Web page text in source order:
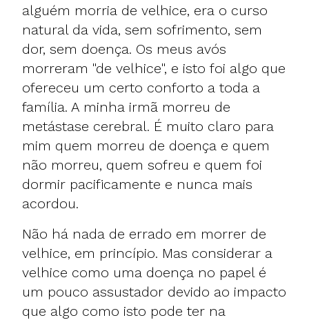
alguém morria de velhice, era o curso
natural da vida, sem sofrimento, sem
dor, sem doença. Os meus avós
morreram "de velhice", e isto foi algo que
ofereceu um certo conforto a toda a
família. A minha irmã morreu de
metástase cerebral. É muito claro para
mim quem morreu de doença e quem
não morreu, quem sofreu e quem foi
dormir pacificamente e nunca mais
acordou.
Não há nada de errado em morrer de
velhice, em princípio. Mas considerar a
velhice como uma doença no papel é
um pouco assustador devido ao impacto
que algo como isto pode ter na